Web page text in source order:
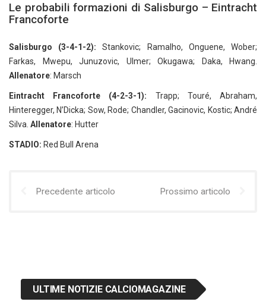
Le probabili formazioni di Salisburgo – Eintracht
Francoforte
Salisburgo (3-4-1-2):Stankovic; Ramalho, Onguene, Wober;
Farkas, Mwepu, Junuzovic, Ulmer; Okugawa; Daka, Hwang.
Allenatore: Marsch
Eintracht Francoforte (4-2-3-1): Trapp; Touré, Abraham,
Hinteregger, N’Dicka; Sow, Rode; Chandler, Gacinovic, Kostic; André
Silva. Allenatore: Hutter
STADIO: Red Bull Arena
Precedente articolo Prossimo articolo
ULTIME NOTIZIE CALCIOMAGAZINE